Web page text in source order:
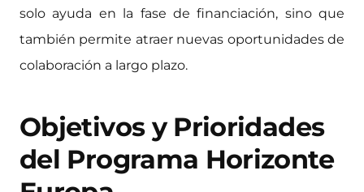
solo ayuda en la fase de financiación, sino que
también permite atraer nuevas oportunidades de
colaboración a largo plazo.
Objetivos y Prioridades
del Programa Horizonte